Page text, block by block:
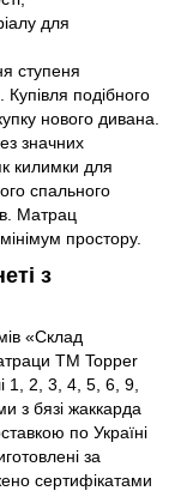
для
ступеня
Купівля подібного
нового дивана.
значних
килимки для
спального
Матрац
простору.
з
«Склад
ТМ Topper
1, 2, 3, 4, 5, 6, 9,
з бязі жаккарда
по Україні
за
сертифікатами